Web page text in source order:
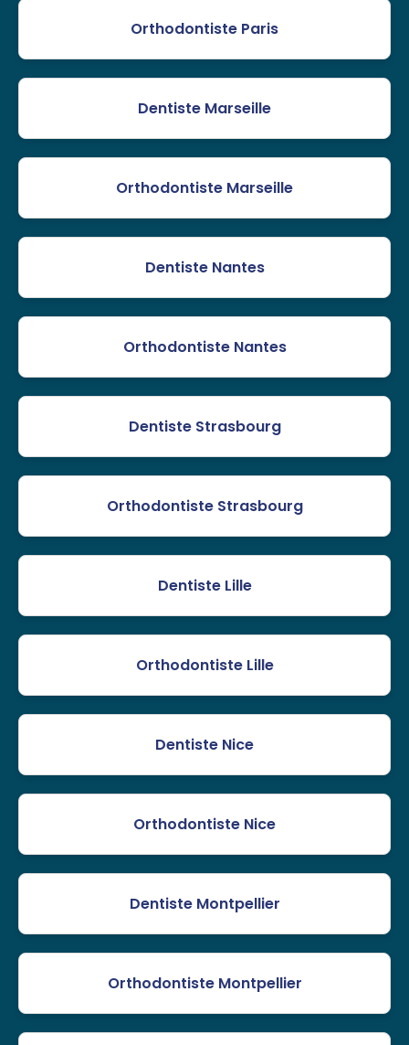
Orthodontiste Paris
Dentiste Marseille
Orthodontiste Marseille
Dentiste Nantes
Orthodontiste Nantes
Dentiste Strasbourg
Orthodontiste Strasbourg
Dentiste Lille
Orthodontiste Lille
Dentiste Nice
Orthodontiste Nice
Dentiste Montpellier
Orthodontiste Montpellier